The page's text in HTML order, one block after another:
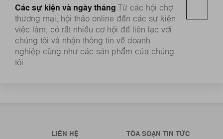
Các sự kiện và ngày tháng Từ các hội chợ
thương mại, hội thảo online đến các sự kiện
việc làm, có rất nhiều cơ hội để liên lạc với
chúng tôi và nhận thông tin về doanh
nghiệp cũng như các sản phẩm của chúng
tôi.
LIÊN HỆ TÒA SOẠN TIN TỨC